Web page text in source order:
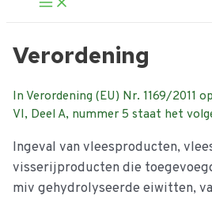
Verordening
In Verordening (EU) Nr. 1169/2011
VI, Deel A, nummer 5 staat het
Ingeval van vleesproducten,
visserijproducten die
miv gehydrolyseerde eiwitten,